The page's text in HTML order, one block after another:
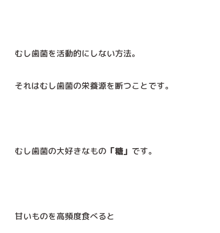
むし歯菌を活動的にしない方法。
それはむし歯菌の栄養源を断つことです。
むし歯菌の大好きなもの 「糖」 です。
甘いものを高頻度食べると